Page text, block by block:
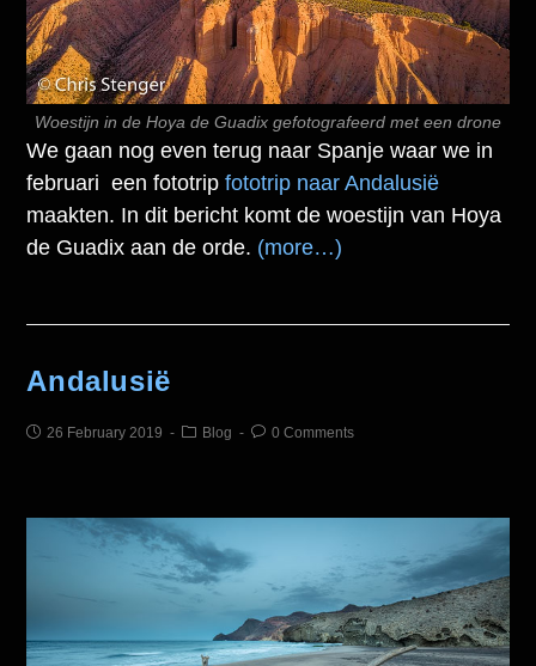
Woestijn in de Hoya de Guadix gefotografeerd met een drone
We gaan nog even terug naar Spanje waar we in
februari een fototripfototrip naar Andalusië
maakten. In dit bericht komt de woestijn van Hoya
de Guadix aan de orde. (more…)
Andalusië
26 February 2019 Blog 0 Comments